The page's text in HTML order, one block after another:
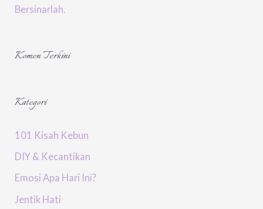
Bersinarlah.
Komen Terkini
Kategori
101 Kisah Kebun
DIY & Kecantikan
Emosi Apa Hari Ini?
Jentik Hati